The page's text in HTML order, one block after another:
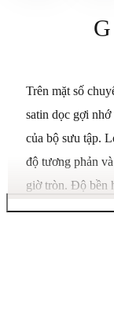
Trên mặt số
satin dọc gợi nhớ
của bộ sưu tập.
độ tương phản
giờ tròn. Độ bền
qua nhịp điệu